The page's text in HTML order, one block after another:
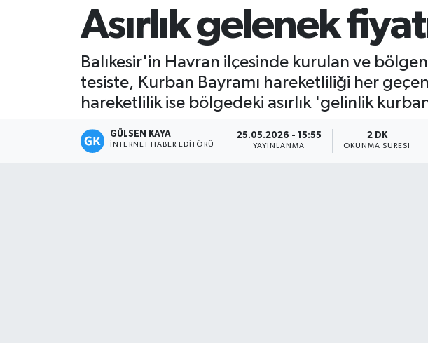
Asırlık gelenek
Balıkesir'in Havran ilçesinde kurulan ve
tesiste, Kurban Bayramı hareketliliği her
hareketlilik ise bölgedeki asırlık 'gelinlik
GÜLSEN KAYA
İNTERNET HABER EDITÖRÜ
25.05.2026 - 15:55
YAYINLANMA
2 DK
OKUNMA SÜRESI
Magazin
Mersin Tarihi
Özel Haber